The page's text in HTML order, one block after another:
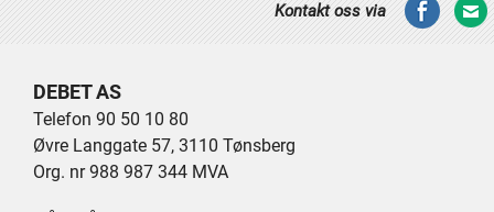
Kontakt oss via
DEBET AS
Telefon 90 50 10 80
Øvre Langgate 57, 3110 Tønsberg
Org. nr 988 987 344 MVA